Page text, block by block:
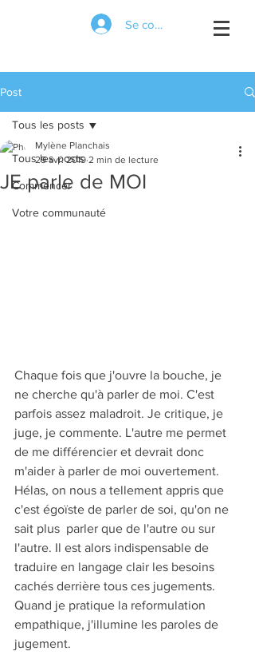
Se connecter
Post
Tous les posts
Commencer
Votre communauté
Tous les posts
JE parle de MOI
Mylène Planchais
29 avr. 2019 2 min de lecture
Chaque fois que j'ouvre la bouche, je
ne cherche qu'à parler de moi. C'est
parfois assez maladroit. Je critique, je
juge, je commente. L'autre me permet
de me différencier et devrait donc
m'aider à parler de moi ouvertement.
Hélas, on nous a tellement appris que
c'est égoïste de parler de soi, qu'on ne
sait plus  parler que de l'autre ou sur
l'autre. Il est alors indispensable de
traduire en langage clair les besoins
cachés derrière tous ces jugements.
Quand je pratique la reformulation
empathique, j'illumine les paroles de
jugement.